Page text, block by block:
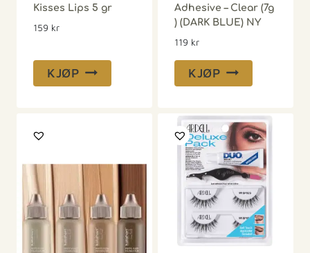
Kisses Lips 5 gr
159 kr
KJØP
Adhesive – Clear (7g
) (DARK BLUE) NY
119 kr
KJØP